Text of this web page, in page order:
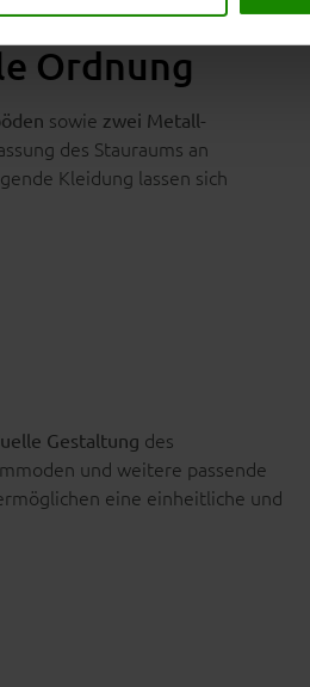
Ordnung
sowie zwei Metall-
des Stauraums an
Kleidung lassen sich
Gestaltung des
und weitere passende
eine einheitliche und